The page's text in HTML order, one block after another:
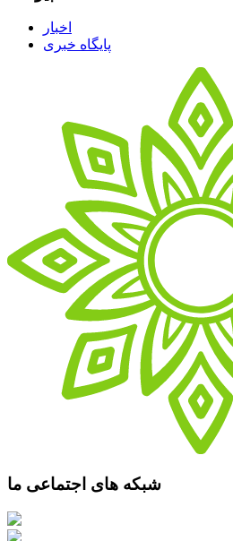
اخبار
پایگاه خبری
شبکه های اجتماعی ما